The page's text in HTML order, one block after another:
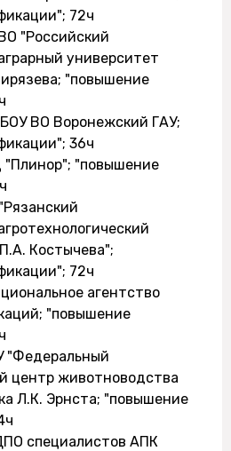
72ч
"Российский
университет
"повышение
ВО Воронежский ГАУ;
36ч
"Плинор"; "повышение
Костычева";
72ч
агентство
"повышение
"Федеральный
центр животноводства
Л.К. Эрнста; "повышение
специалистов АПК